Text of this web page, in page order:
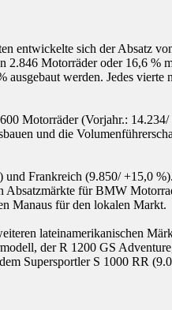
entwickelte sich der
2.846 Motorräder oder 16,6
werden. Jedes
Motorräder (Vorjahr.:
und die
Frankreich (9.850/ +15,0
für BMW
Manaus für den lokalen Markt.
lateinamerikanischen
der R 1200 GS
Supersportler S 1000 RR